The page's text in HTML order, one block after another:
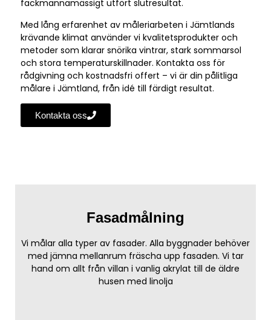
fackmannamässigt utfört slutresultat.
Med lång erfarenhet av måleriarbeten i Jämtlands
krävande klimat använder vi kvalitetsprodukter och
metoder som klarar snörika vintrar, stark sommarsol
och stora temperaturskillnader. Kontakta oss för
rådgivning och kostnadsfri offert – vi är din pålitliga
målare i Jämtland, från idé till färdigt resultat.
Kontakta oss
Fasadmålning
Vi målar alla typer av fasader. Alla byggnader behöver
med jämna mellanrum fräscha upp fasaden. Vi tar
hand om allt från villan i vanlig akrylat till de äldre
husen med linolja